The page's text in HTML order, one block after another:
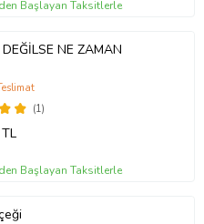
Başlayan Taksitlerle
NE ZAMAN
(1)
Başlayan Taksitlerle